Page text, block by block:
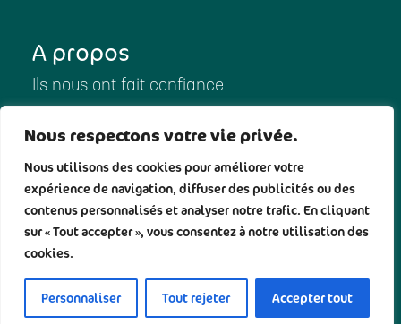
Nous respectons votre vie privée.
Nous utilisons des cookies pour améliorer votre
expérience de navigation, diffuser des publicités ou des
contenus personnalisés et analyser notre trafic. En cliquant
sur « Tout accepter », vous consentez à notre utilisation des
cookies.
Personnaliser Tout rejeter Accepter tout
A propos
Ils nous ont fait confiance
Politique de confidentialité